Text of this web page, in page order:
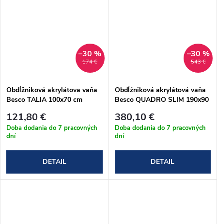
174 €
–30 %
Obdĺžniková akrylátova vaňa
Besco TALIA 100x70 cm
121,80 €
Doba dodania do 7 pracovných
dní
DETAIL
543 €
–30 %
Obdĺžniková akrylátová vaňa
Besco QUADRO SLIM 190x90
380,10 €
Doba dodania do 7 pracovných
dní
DETAIL